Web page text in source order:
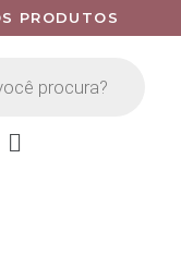
PRODUTOS